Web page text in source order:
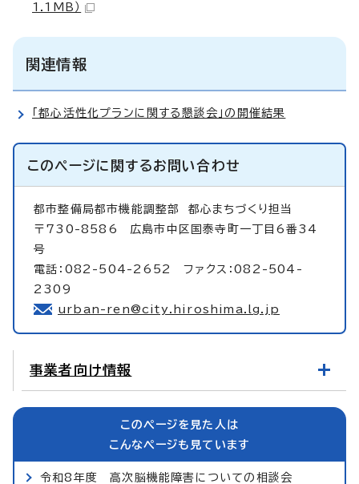
1.1MB）
関連情報
「都心活性化プランに関する懇談会」の開催結果
このページに関するお問い合わせ
都市整備局都市機能調整部 都心まちづくり担当
〒730-8586 広島市中区国泰寺町一丁目6番34
号
電話：082-504-2652 ファクス：082-504-
2309
urban-ren@city.hiroshima.lg.jp
事業者向け情報
このページを見た人は
こんなページも見ています
令和8年度 高次脳機能障害についての相談会